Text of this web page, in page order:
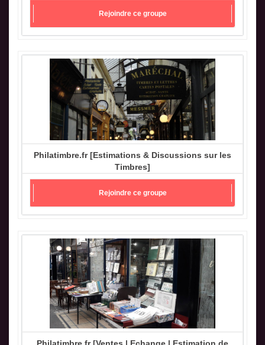
Rejoindre ce groupe
Philatimbre.fr [Estimations & Discussions sur les
Timbres]
Rejoindre ce groupe
Philatimbre.fr [Ventes | Echange | Estimation de